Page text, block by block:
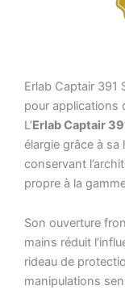
Erlab Captair 391
pour applications
L’Erlab Captair
élargie grâce à sa
conservant
propre à la
Son ouverture
mains réduit
rideau de
manipulations